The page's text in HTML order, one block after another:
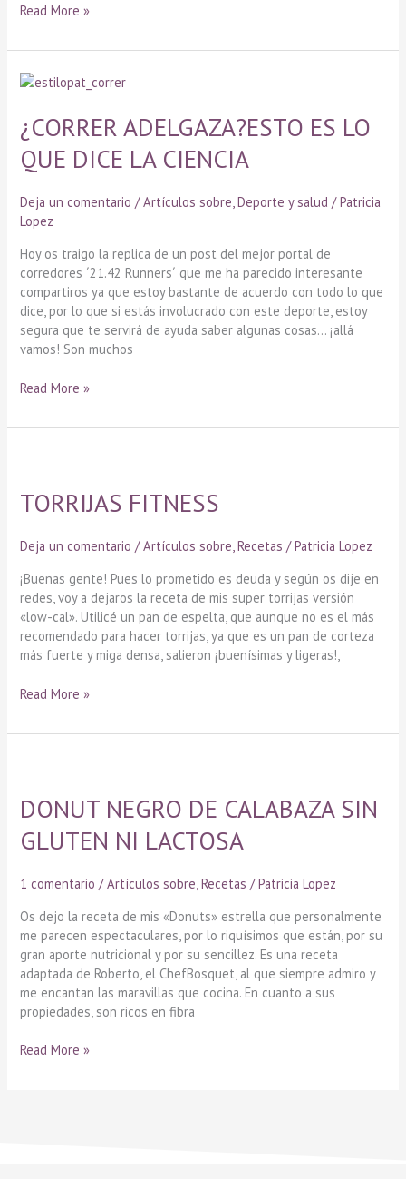
Read More »
¿CORRER ADELGAZA?ESTO ES LO
QUE DICE LA CIENCIA
Deja un comentario /Artículos sobre,Deporte y salud /Patricia
Lopez
Hoy os traigo la replica de un post del mejor portal de
corredores ´21.42 Runners´ que me ha parecido interesante
compartiros ya que estoy bastante de acuerdo con todo lo que
dice, por lo que si estás involucrado con este deporte, estoy
segura que te servirá de ayuda saber algunas cosas… ¡allá
vamos! Son muchos
¿CORRER
ESTO
ES
LO
QUE
DICE
LA
CIENCIA
Read More »
TORRIJAS FITNESS
Deja un comentario /Artículos sobre,Recetas /Patricia Lopez
¡Buenas gente! Pues lo prometido es deuda y según os dije en
redes, voy a dejaros la receta de mis super torrijas versión
«low-cal». Utilicé un pan de espelta, que aunque no es el más
recomendado para hacer torrijas, ya que es un pan de corteza
más fuerte y miga densa, salieron ¡buenísimas y ligeras!,
Read More »
DONUT NEGRO DE CALABAZA SIN
GLUTEN NI LACTOSA
1 comentario /Artículos sobre,Recetas /Patricia Lopez
Os dejo la receta de mis «Donuts» estrella que personalmente
me parecen espectaculares, por lo riquísimos que están, por su
gran aporte nutricional y por su sencillez. Es una receta
adaptada de Roberto, el ChefBosquet, al que siempre admiro y
me encantan las maravillas que cocina. En cuanto a sus
propiedades, son ricos en fibra
DE
CALABAZA
SIN
NI
Read More »